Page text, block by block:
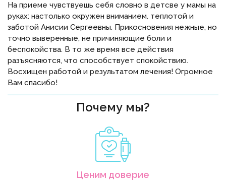
На приеме чувствуешь себя словно в детсве у мамы на
руках: настолько окружен вниманием. теплотой и
заботой Анисии Сергеевны. Прикосновения нежные, но
точно выверенные, не причиняющие боли и
беспокойства. В то же время все действия
разъясняются, что способствует спокойствию.
Восхищен работой и результатом лечения! Огромное
Вам спасибо!
Почему мы?
Ценим доверие